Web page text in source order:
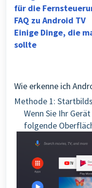
für die
FAQ zu Android TV
Einige Dinge, die
sollte
Wie erkenne ich
Methode 1:
Wenn Sie Ihr
folgende